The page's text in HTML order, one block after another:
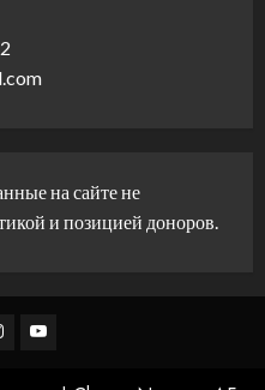
на сайте не
и позицией доноров.
Youtube